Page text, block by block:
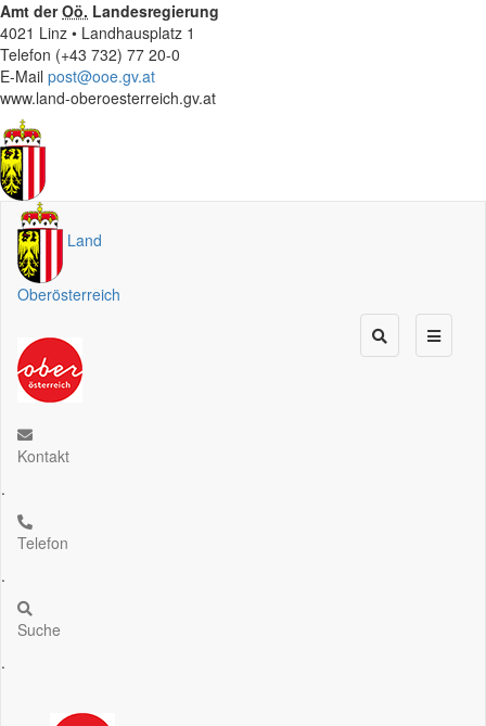
Amt derOö. Landesregierung
4021 Linz • Landhausplatz 1
Telefon (+43 732) 77 20-0
E-Mail post@ooe.gv.at
www.land-oberoesterreich.gv.at
Land
Oberösterreich
Kontakt
.
Telefon
.
Suche
.